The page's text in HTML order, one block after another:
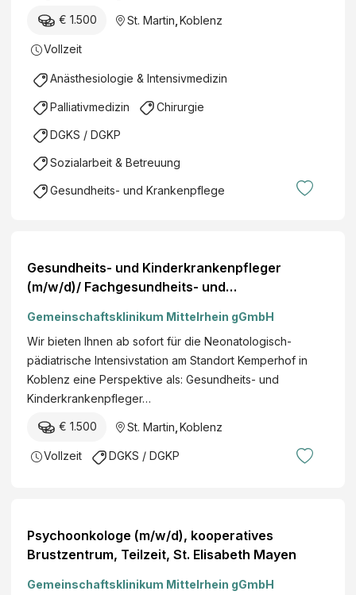
€ 1.500 St. Martin Koblenz
Vollzeit
Anästhesiologie & Intensivmedizin
Palliativmedizin Chirurgie
DGKS / DGKP
Sozialarbeit & Betreuung
Gesundheits- und Krankenpflege
Gesundheits- und Kinderkrankenpfleger
(m/w/d)/ Fachgesundheits- und
Neonatologisch-pädiatrische Intensivstation,
Voll- oder Teilzeit, Kemperhof Koblenz
Gemeinschaftsklinikum Mittelrhein gGmbH
Wir bieten Ihnen ab sofort für die Neonatologisch-
pädiatrische Intensivstation am Standort Kemperhof in
Koblenz eine Perspektive als: Gesundheits- und
Kinderkrankenpfleger…
€ 1.500 St. Martin,Koblenz
Vollzeit DGKS / DGKP
Psychoonkologe (m/w/d), kooperatives
Brustzentrum, Teilzeit, St. Elisabeth Mayen
Gemeinschaftsklinikum Mittelrhein gGmbH